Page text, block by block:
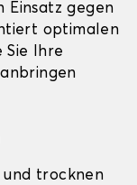
Einsatz gegen
optimalen
Sie Ihre
und trocknen